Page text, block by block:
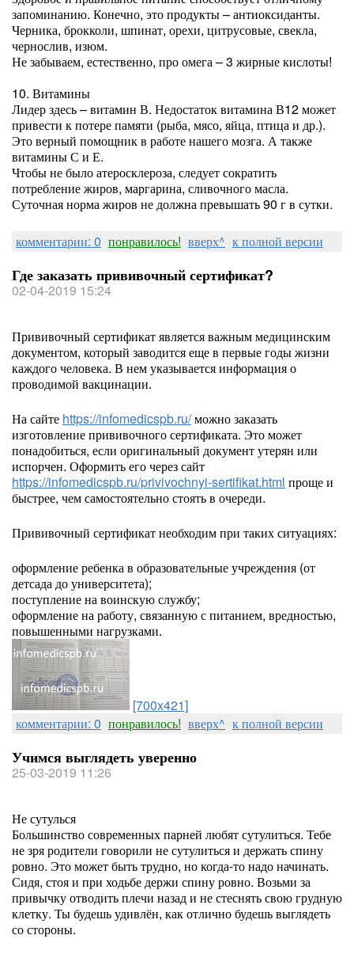
запоминанию. Конечно, это продукты – антиоксиданты.
Черника, брокколи, шпинат, орехи, цитрусовые, свекла,
чернослив, изюм.
Не забываем, естественно, про омега – 3 жирные кислоты!
10. Витамины
Лидер здесь – витамин В. Недостаток витамина В12 может
привести к потере памяти (рыба, мясо, яйца, птица и др.).
Это верный помощник в работе нашего мозга. А также
витамины С и Е.
Чтобы не было атеросклероза, следует сократить
потребление жиров, маргарина, сливочного масла.
Суточная норма жиров не должна превышать 90 г в сутки.
комментарии: 0 понравилось! вверх^ к полной версии
Где заказать прививочный сертификат?
02-04-2019 15:24
Прививочный сертификат является важным медицинским
документом, который заводится еще в первые годы жизни
каждого человека. В нем указывается информация о
проводимой вакцинации.
На сайте https://infomedicspb.ru/можно заказать
изготовление прививочного сертификата. Это может
понадобиться, если оригинальный документ утерян или
испорчен. Оформить его через сайт
https://infomedicspb.ru/privivochnyi-sertifikat.html проще и
быстрее, чем самостоятельно стоять в очереди.
Прививочный сертификат необходим при таких ситуациях:
оформление ребенка в образовательные учреждения (от
детсада до университета);
поступление на воинскую службу;
оформление на работу, связанную с питанием, вредностью,
повышенными нагрузками.
[700x421]
комментарии: 0 понравилось! вверх^ к полной версии
Учимся выглядеть уверенно
25-03-2019 11:26
Не сутулься
Большинство современных парней любят сутулиться. Тебе
не зря родители говорили не сутулиться и держать спину
ровно. Это может быть трудно, но когда-то надо начинать.
Сидя, стоя и при ходьбе держи спину ровно. Возьми за
привычку отводить плечи назад и не стеснять свою грудную
клетку. Ты будешь удивлён, как отлично будешь выглядеть
со стороны.